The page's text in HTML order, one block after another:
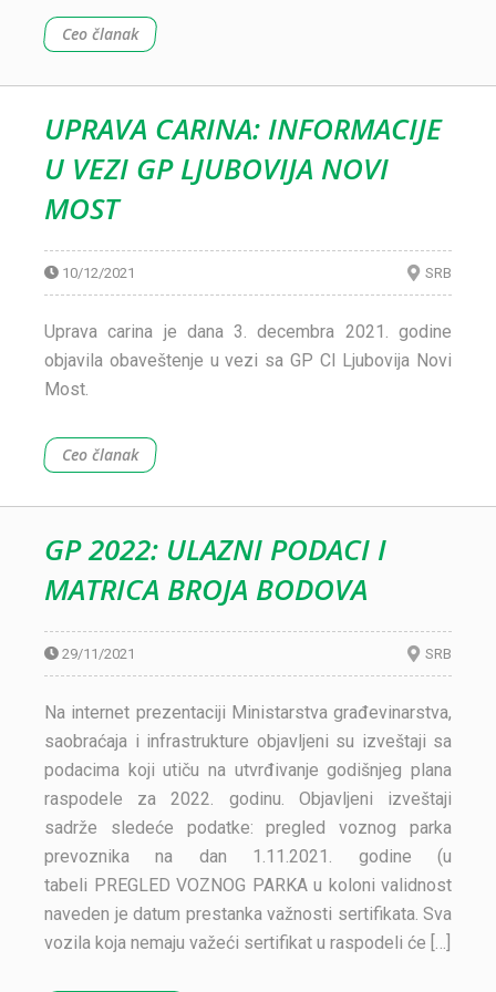
Ceo članak
UPRAVA CARINA: INFORMACIJE
U VEZI GP LJUBOVIJA NOVI
MOST
10/12/2021 SRB
Uprava carina je dana 3. decembra 2021. godine
objavila obaveštenje u vezi sa GP CI Ljubovija Novi
Most.
Ceo članak
GP 2022: ULAZNI PODACI I
MATRICA BROJA BODOVA
29/11/2021 SRB
Na internet prezentaciji Ministarstva građevinarstva,
saobraćaja i infrastrukture objavljeni su izveštaji sa
podacima koji utiču na utvrđivanje godišnjeg plana
raspodele za 2022. godinu. Objavljeni izveštaji
sadrže sledeće podatke: pregled voznog parka
prevoznika na dan 1.11.2021. godine (u
tabeli PREGLED VOZNOG PARKA u koloni validnost
naveden je datum prestanka važnosti sertifikata. Sva
vozila koja nemaju važeći sertifikat u raspodeli će […]